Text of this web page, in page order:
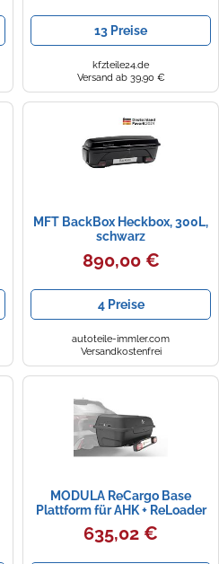
13 Preise
kfzteile24.de
Versand ab 39,90 €
MFT BackBox Heckbox, 300L,
schwarz
890,00 €
4 Preise
autoteile-immler.com
Versandkostenfrei
MODULA ReCargo Base
Plattform für AHK + ReLoader
Heckbox anthrazit matt 410l
635,02 €